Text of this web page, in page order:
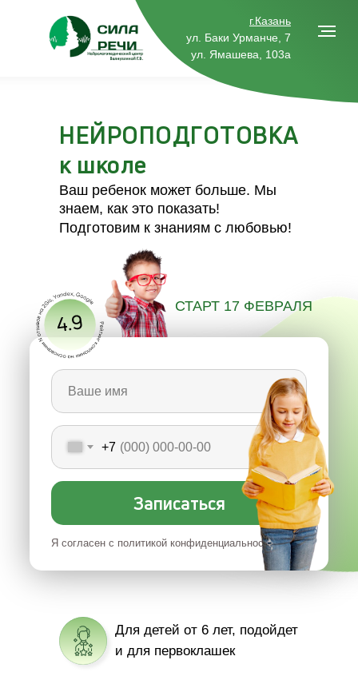
Ваш ребенок может больше. Мы
знаем, как это показать!
Подготовим к знаниям с любовью!
г.Казань
ул. Баки Урманче, 7
ул. Ямашева, 103а
Для детей от 6 лет, подойдет
и для первоклашек
НЕЙРОПОДГОТОВКА
к школе
СТАРТ 17 ФЕВРАЛЯ
+7
Записаться
Я согласен с политикой конфиденциальности